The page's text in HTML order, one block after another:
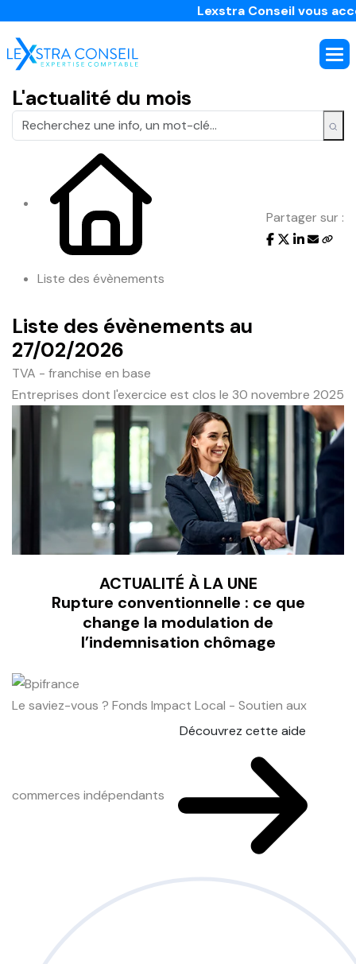
Lexstra Conseil vous
L'actualité du mois
Liste des évènements
Partager sur :
Liste des évènements au
27/02/2026
TVA - franchise en base
Entreprises dont l'exercice est clos le 30 novembre 2025
ACTUALITÉ À LA UNE
Rupture conventionnelle : ce que
change la modulation de
l’indemnisation chômage
Le saviez-vous ? Fonds Impact Local - Soutien aux
commerces indépendants
Découvrez cette aide